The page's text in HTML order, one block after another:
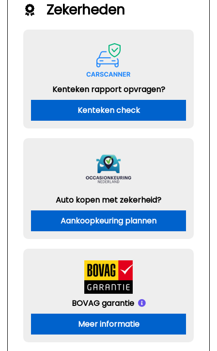
Zekerheden
Kenteken rapport opvragen?
Kenteken check
Auto kopen met zekerheid?
Aankoopkeuring plannen
BOVAG garantie
Meer informatie